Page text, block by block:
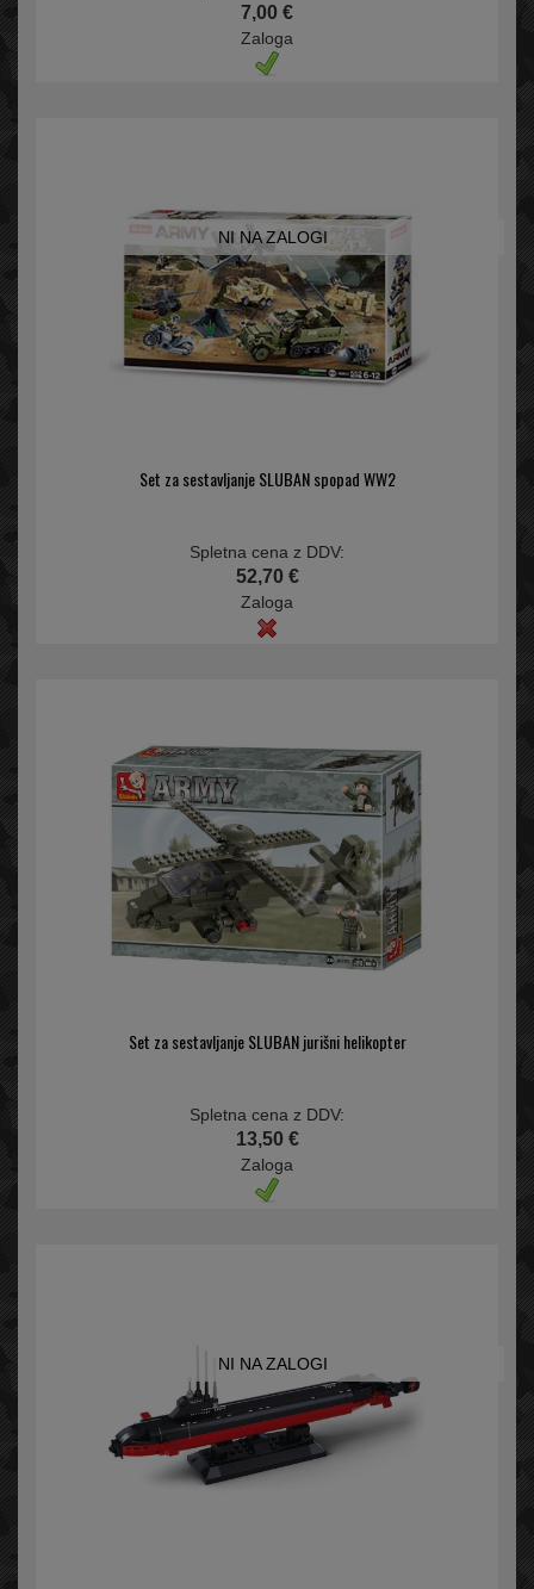
7,00 €
Zaloga
NI NA ZALOGI
Set za sestavljanje SLUBAN spopad WW2
Spletna cena z DDV:
52,70 €
Zaloga
Set za sestavljanje SLUBAN jurišni helikopter
Spletna cena z DDV:
13,50 €
Zaloga
NI NA ZALOGI